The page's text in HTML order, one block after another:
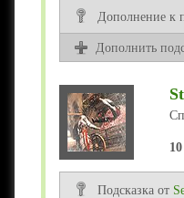
Дополнение к
Дополнить
10
Подсказка от